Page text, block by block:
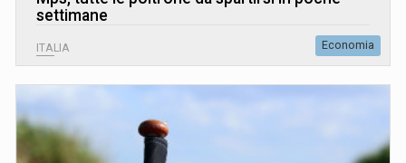
settimane
ITALIA Economia